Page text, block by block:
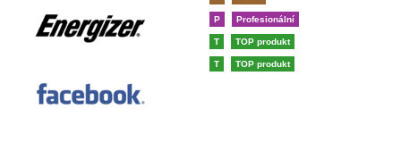
P Profesionální
T TOP produkt
T TOP produkt